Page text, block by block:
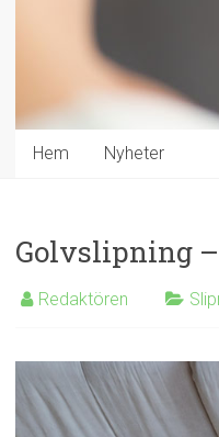
Hem Nyheter
Golvslipning
Redaktören